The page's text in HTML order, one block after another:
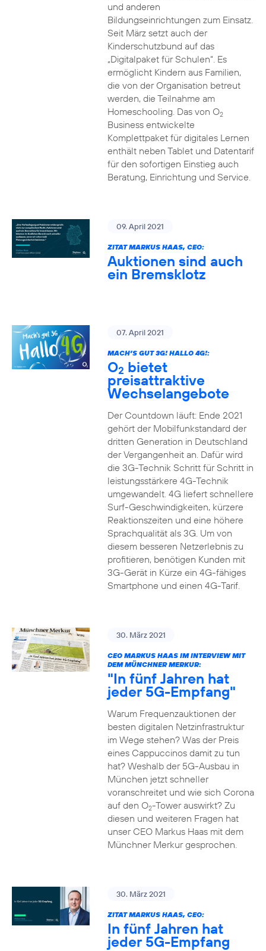
und anderen
Bildungseinrichtungen zum Einsatz.
Seit März setzt auch der
Kinderschutzbund auf das
„Digitalpaket für Schulen“. Es
ermöglicht Kindern aus Familien,
die von der Organisation betreut
werden, die Teilnahme am
Homeschooling. Das von O2
Business entwickelte
Komplettpaket für digitales Lernen
enthält neben Tablet und Datentarif
für den sofortigen Einstieg auch
Beratung, Einrichtung und Service.
09. April 2021
ZITAT MARKUS HAAS, CEO:
Auktionen sind auch
ein Bremsklotz
07. April 2021
MACH’S GUT 3G! HALLO 4G!:
O2 bietet
preisattraktive
Wechselangebote
Der Countdown läuft: Ende 2021
gehört der Mobilfunkstandard der
dritten Generation in Deutschland
der Vergangenheit an. Dafür wird
die 3G-Technik Schritt für Schritt in
leistungsstärkere 4G-Technik
umgewandelt. 4G liefert schnellere
Surf-Geschwindigkeiten, kürzere
Reaktionszeiten und eine höhere
Sprachqualität als 3G. Um von
diesem besseren Netzerlebnis zu
profitieren, benötigen Kunden mit
3G-Gerät in Kürze ein 4G-fähiges
Smartphone und einen 4G-Tarif.
30. März 2021
CEO MARKUS HAAS IM INTERVIEW MIT
DEM MÜNCHNER MERKUR:
"In fünf Jahren hat
jeder 5G-Empfang"
Warum Frequenzauktionen der
besten digitalen Netzinfrastruktur
im Wege stehen? Was der Preis
eines Cappuccinos damit zu tun
hat? Weshalb der 5G-Ausbau in
München jetzt schneller
voranschreitet und wie sich Corona
auf den O2-Tower auswirkt? Zu
diesen und weiteren Fragen hat
unser CEO Markus Haas mit dem
Münchner Merkur gesprochen.
30. März 2021
ZITAT MARKUS HAAS, CEO:
In fünf Jahren hat
jeder 5G-Empfang